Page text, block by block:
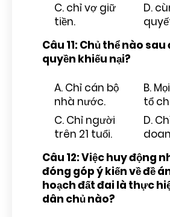
C. chỉ vợ giữ
tiền.
D.
Câu 11: Chủ thể nào
quyền khiếu nại?
A. Chỉ cán bộ
nhà nước.
B.
tổ
C. Chỉ người
trên 21 tuổi.
D.
Câu 12: Việc huy động
đóng góp ý kiến về đề
hoạch đất đai là thực
dân chủ nào?